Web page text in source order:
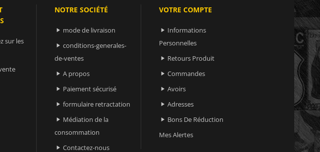
sur les
NOTRE SOCIÉTÉ
 mode de livraison
 conditions-generales-
de-ventes
 A propos
 Paiement sécurisé
 formulaire retractation
 Médiation de la
consommation
 Contactez-nous
VOTRE COMPTE
 Informations
Personnelles
 Retours Produit
 Commandes
 Avoirs
 Adresses
 Bons De Réduction
Mes Alertes